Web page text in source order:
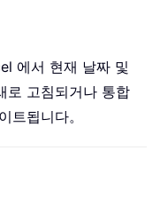
에서 현재 날짜 및
로 고침되거나 통합
트됩니다。